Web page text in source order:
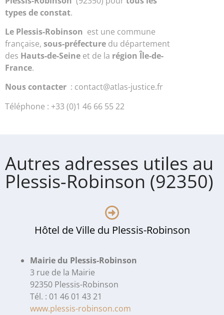
types de constat.
Le Plessis-Robinson est une commune
française, sous-préfecture du département
des Hauts-de-Seine et de la région Île-de-
France.
Nous contacter : contact@atlas-justice.fr
Téléphone : +33 (0)1 46 66 55 22
Autres adresses utiles au
Plessis-Robinson (92350)
Hôtel de Ville du Plessis-Robinson
Mairie du Plessis-Robinson
3 rue de la Mairie
92350 Plessis-Robinson
Tél. : 01 46 01 43 21
www.plessis-robinson.com